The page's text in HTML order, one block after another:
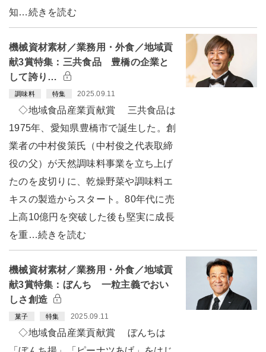
知…続きを読む
機械資材素材／業務用・外食／地域貢
献3賞特集：三共食品 豊橋の企業と
して誇り…
調味料 特集 2025.09.11
◇地域食品産業貢献賞 三共食品は
1975年、愛知県豊橋市で誕生した。創
業者の中村俊策氏（中村俊之代表取締
役の父）が天然調味料事業を立ち上げ
たのを皮切りに、乾燥野菜や調味料エ
キスの製造からスタート。80年代に売
上高10億円を突破した後も堅実に成長
を重…続きを読む
機械資材素材／業務用・外食／地域貢
献3賞特集：ぼんち 一粒主義でおい
しさ創造
菓子 特集 2025.09.11
◇地域食品産業貢献賞 ぼんちは